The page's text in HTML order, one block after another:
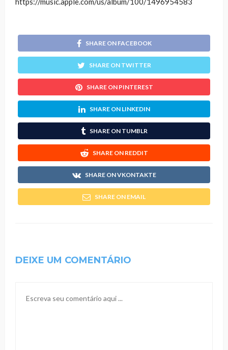
SHARE ON FACEBOOK
SHARE ON TWITTER
SHARE ON PINTEREST
SHARE ON LINKEDIN
SHARE ON TUMBLR
SHARE ON REDDIT
SHARE ON VKONTAKTE
SHARE ON EMAIL
DEIXE UM COMENTÁRIO